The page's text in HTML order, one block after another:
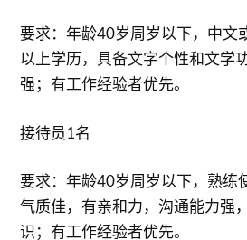
要求：年龄40岁周岁以下，中文
以上学历，具备文字个性和文学
强；有工作经验者优先。
接待员1名
要求：年龄40岁周岁以下，熟练
气质佳，有亲和力，沟通能力强
识；有工作经验者优先。